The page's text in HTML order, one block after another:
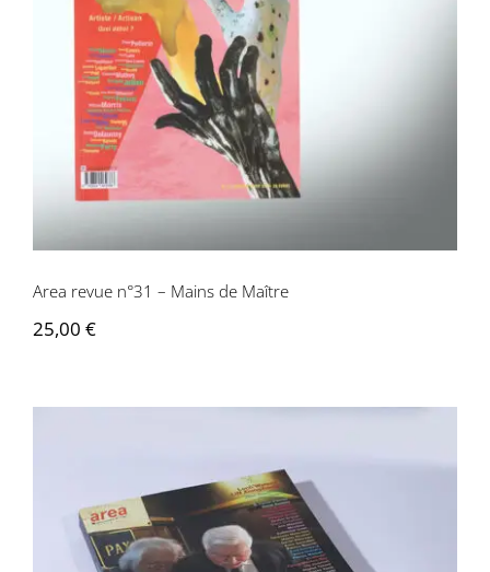
Area revue n°31 – Mains de Maître
Area revue n°31 – Mains de Maître
25,00 €